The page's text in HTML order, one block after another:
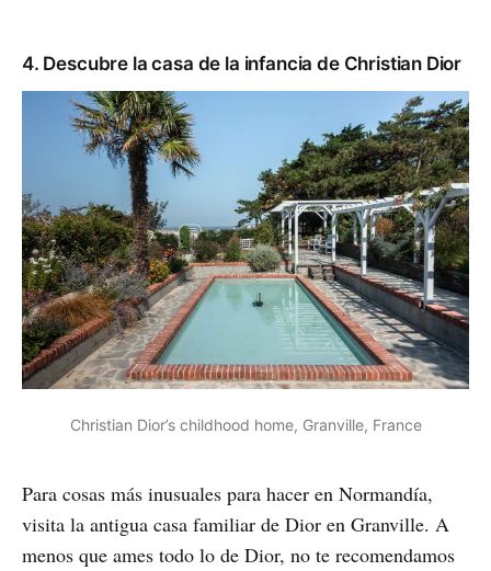
4. Descubre la casa de la infancia de Christian Dior
Christian Dior’s childhood home, Granville, France
Para cosas más inusuales para hacer en Normandía,
visita la antigua casa familiar de Dior en Granville. A
menos que ames todo lo de Dior, no te recomendamos